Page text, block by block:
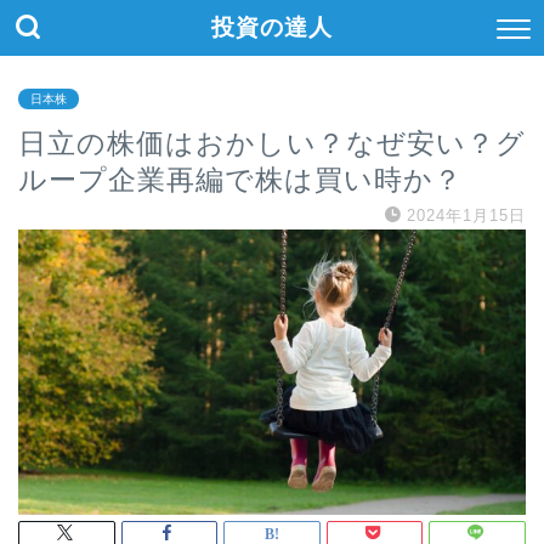
投資の達人
日本株
日立の株価はおかしい？なぜ安い？グ
ループ企業再編で株は買い時か？
2024年1月15日